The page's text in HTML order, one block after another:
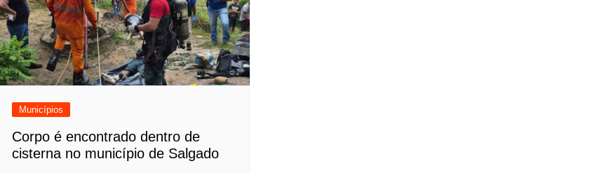
Municípios
Corpo é encontrado dentro de
cisterna no município de Salgado